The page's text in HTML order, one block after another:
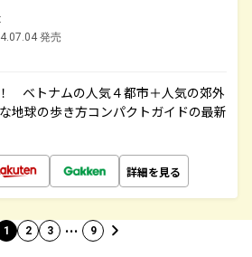
発売
ベトナムの人気４都市＋人気の郊外
地球の歩き方コンパクトガイドの最新
詳細を見る
1 2 3 … 9